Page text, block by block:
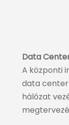
Data
A központi
data center
hálózat